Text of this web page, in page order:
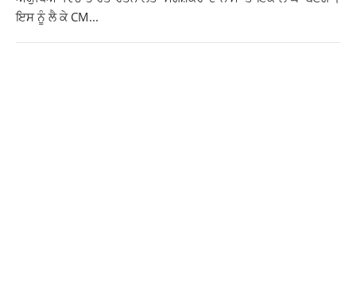
ਇਸ ਨੂੰ ਲੈ ਕੇ CM...